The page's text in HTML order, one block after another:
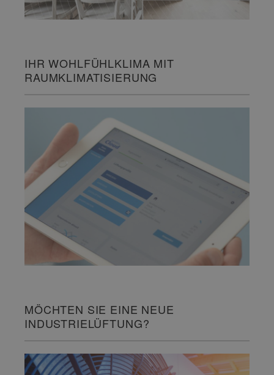
IHR WOHLFÜHLKLIMA MIT
RAUMKLIMATISIERUNG
MÖCHTEN SIE EINE NEUE
INDUSTRIELÜFTUNG?